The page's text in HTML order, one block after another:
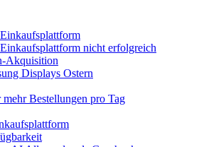
nicht erfolgreich
Akquisition
Displays Ostern
Bestellungen pro Tag